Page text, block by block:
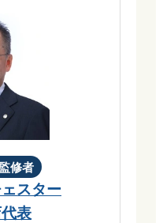
修者
スター
表